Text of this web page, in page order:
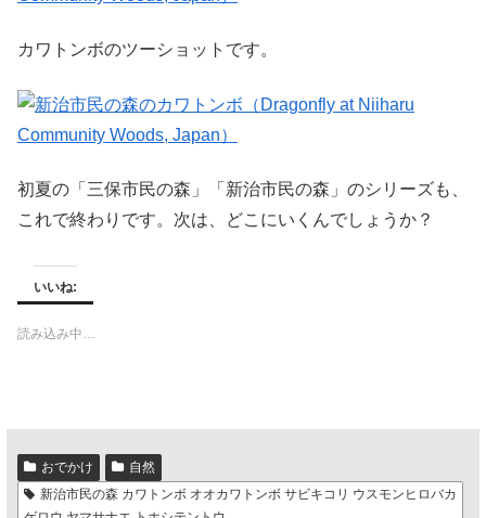
カワトンボのツーショットです。
初夏の「三保市民の森」「新治市民の森」のシリーズも、
これで終わりです。次は、どこにいくんでしょうか？
いいね:
読み込み中…
おでかけ
自然
新治市民の森 カワトンボ オオカワトンボ サビキコリ ウスモンヒロバカ